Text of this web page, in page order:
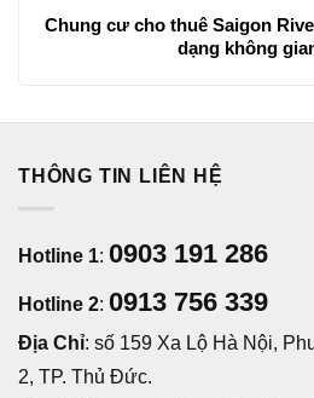
Chung cư cho thuê Saigon
dạng không
THÔNG TIN LIÊN HỆ
Hotline 1: 0903 191 286
Hotline 2: 0913 756 339
Địa Chỉ: số 159 Xa Lộ Hà Nội,
2, TP. Thủ Đức.